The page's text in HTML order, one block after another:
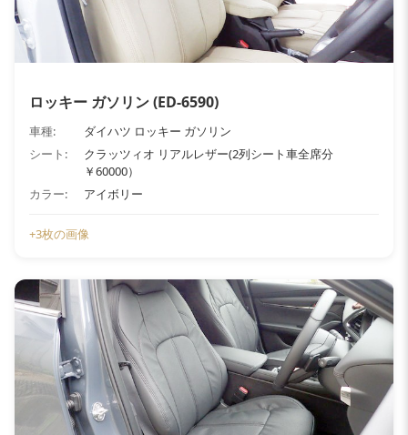
ロッキー ガソリン (ED-6590)
車種:
ダイハツ ロッキー ガソリン
シート:
クラッツィオ リアルレザー(2列シート車全席分
￥60000）
カラー:
アイボリー
+3枚の画像